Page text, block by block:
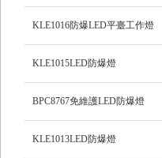
KLE1016防爆LED平臺工作燈
KLE1015LED防爆燈
BPC8767免維護LED防爆燈
KLE1013LED防爆燈